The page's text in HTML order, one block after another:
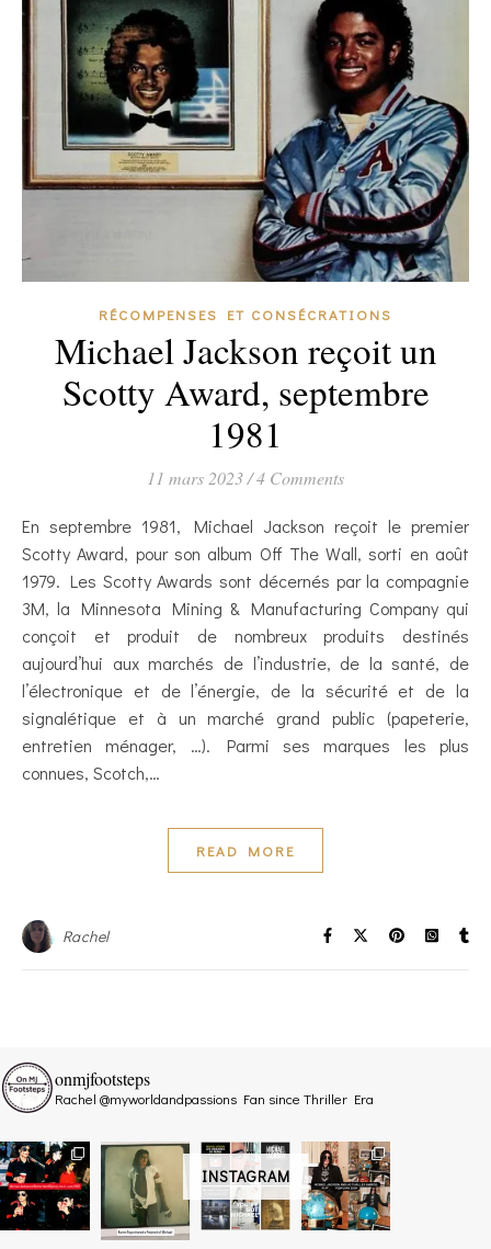
RÉCOMPENSES ET CONSÉCRATIONS
Michael Jackson reçoit un
Scotty Award, septembre
1981
11 mars 2023/4 Comments
En septembre 1981, Michael Jackson reçoit le premier
Scotty Award, pour son album Off The Wall, sorti en août
1979. Les Scotty Awards sont décernés par la compagnie
3M, la Minnesota Mining & Manufacturing Company qui
conçoit et produit de nombreux produits destinés
aujourd’hui aux marchés de l’industrie, de la santé, de
l’électronique et de l’énergie, de la sécurité et de la
signalétique et à un marché grand public (papeterie,
entretien ménager, …). Parmi ses marques les plus
connues, Scotch,…
READ MORE
Rachel
INSTAGRAM
onmjfootsteps
Rachel @myworldandpassions Fan since Thriller Era